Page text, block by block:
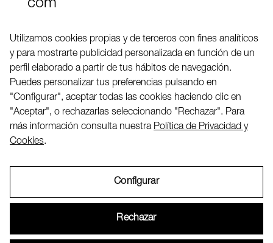
com
Twitter
LinkedIN
2026 ©
Utilizamos cookies propias y de terceros con fines analíticos
y para mostrarte publicidad personalizada en función de un
perfil elaborado a partir de tus hábitos de navegación.
Puedes personalizar tus preferencias pulsando en
"Configurar", aceptar todas las cookies haciendo clic en
"Aceptar", o rechazarlas seleccionando "Rechazar". Para
más información consulta nuestra Política de Privacidad y
Cookies.
Configurar
Rechazar
Política de Privacidad y Cookies